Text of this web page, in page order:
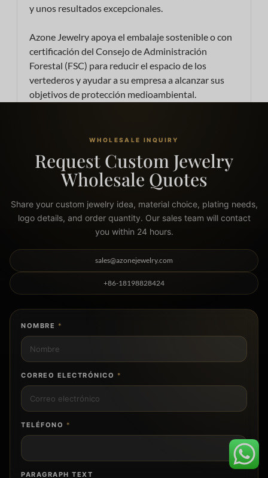
y unos resultados excepcionales.
Azone Jewelry apoya el embalaje sostenible o con
certificación del Consejo de Administración
Forestal (FSC) para reducir el espacio de los
vertederos y ayudar a su empresa a alcanzar sus
objetivos de protección medioambiental.
WHOLESALE INQUIRY
Request Custom Jewelry
Wholesale Quotes
Share your custom jewelry idea, material choice, plating needs,
logo details, and order quantity. Our sales team will contact
you within 24 hours.
sales@azonejewelry.com
+86-18198828424
NOMBRE *
CORREO ELECTRÓNICO *
TELÉFONO *
PARAGRAPH TEXT